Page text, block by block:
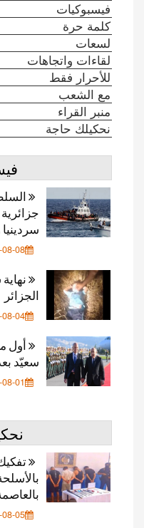
فيسبوكيات
كلمة حرة
لسعات
لقاءات واتجاهات
للأحرار فقط
مع الشعب
منبر القراء
نحكيلك حاجة
00:42:26
الجزائر
00:24:57
أول
سعيّد
00:10:28
00:25:53